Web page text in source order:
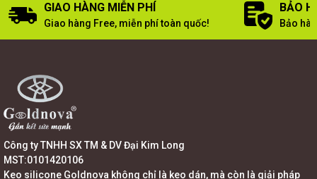
GIAO HÀNG MIỄN PHÍ
Giao hàng Free, miễn phí toàn quốc!
BẢO
Bảo
Công ty TNHH SX TM & DV Đại Kim Long
MST:0101420106
Keo silicone Goldnova không chỉ là keo dán, mà còn là giải pháp